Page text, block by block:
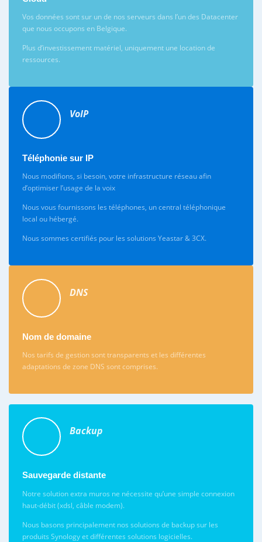
Vos données sont sur un de nos serveurs dans l’un des Datacenter
que nous occupons en Belgique.
Plus d’investissement matériel, uniquement une location de
ressources.
VoIP
Téléphonie sur IP
Nous modifions, si besoin, votre infrastructure réseau afin
d’optimiser l’usage de la voix
Nous vous fournissons les téléphones, un central téléphonique
local ou hébergé.
Nous sommes certifiés pour les solutions Yeastar & 3CX.
DNS
Nom de domaine
Nos tarifs de gestion sont transparents et les différentes
adaptations de zone DNS sont comprises.
Backup
Sauvegarde distante
Notre solution extra muros ne nécessite qu’une simple connexion
haut-débit (xdsl, câble modem).
Nous basons principalement nos solutions de backup sur les
produits Synology et différentes solutions logicielles.